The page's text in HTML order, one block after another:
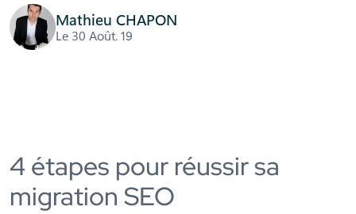
Mathieu CHAPON
Le 30 Août. 19
4 étapes pour réussir sa
migration SEO